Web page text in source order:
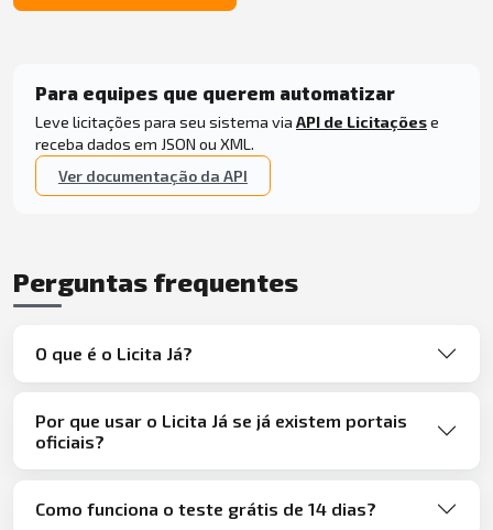
Para equipes que querem automatizar
Leve licitações para seu sistema via API de Licitaçõese
receba dados em JSON ou XML.
Ver documentação da API
Perguntas frequentes
O que é o Licita Já?
Por que usar o Licita Já se já existem portais
oficiais?
Como funciona o teste grátis de 14 dias?